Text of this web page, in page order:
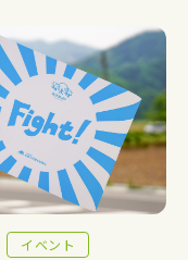
イベント